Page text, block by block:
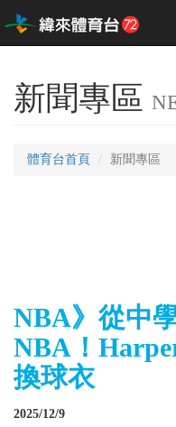
新聞專區
體育台首頁 新聞專區
NBA》從中
NBA！
換球衣
2025/12/9